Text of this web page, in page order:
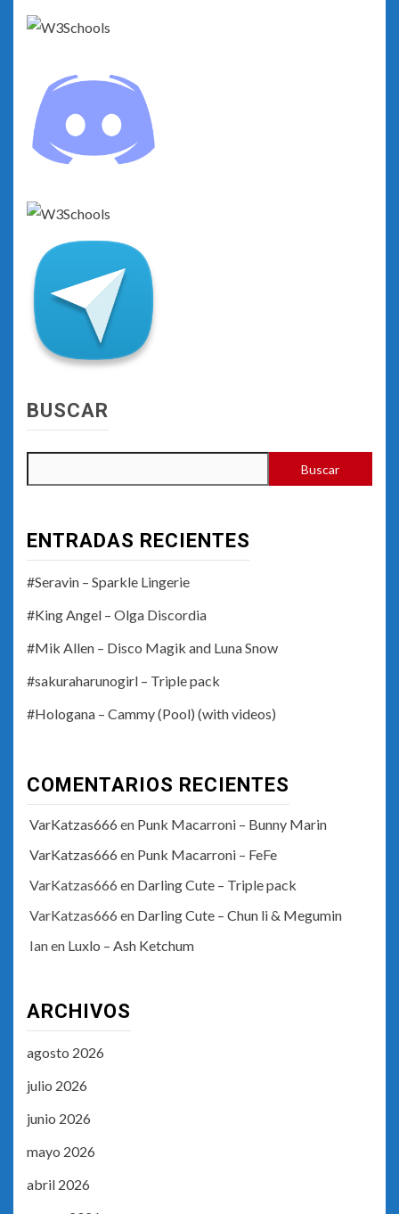
BUSCAR
Buscar
ENTRADAS RECIENTES
#Seravin – Sparkle Lingerie
#King Angel – Olga Discordia
#Mik Allen – Disco Magik and Luna Snow
#sakuraharunogirl – Triple pack
#Hologana – Cammy (Pool) (with videos)
COMENTARIOS RECIENTES
VarKatzas666 en Punk Macarroni – Bunny Marin
VarKatzas666 en Punk Macarroni – FeFe
VarKatzas666 en Darling Cute – Triple pack
VarKatzas666 en Darling Cute – Chun li & Megumin
Ianen Luxlo – Ash Ketchum
ARCHIVOS
agosto 2026
julio 2026
junio 2026
mayo 2026
abril 2026